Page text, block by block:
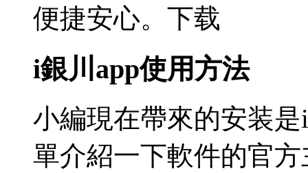
便捷安心。下载
i銀川app使用方法
小編現在帶來的安装
單介紹一下軟件的官